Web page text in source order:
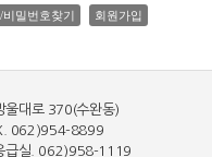
비밀번호찾기 회원가입
울대로 370(수완동)
062)954-8899
실. 062)958-1119